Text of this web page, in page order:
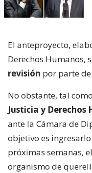
El anteproyecto,
Derechos Humanos,
revisión por parte
No obstante, tal
Justicia y Derechos
ante la Cámara de
objetivo es
próximas semanas,
organismo de